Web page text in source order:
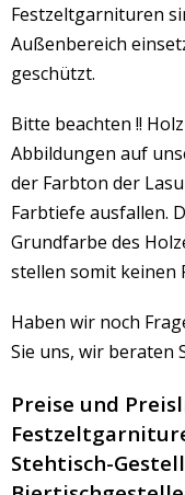
Festzeltgarnituren
Außenbereich
geschützt.
Bitte beachten !!
Abbildungen auf
der Farbton der
Farbtiefe ausfallen.
Grundfarbe des
stellen somit keinen
Haben wir noch
Sie uns, wir beraten
Preise und
Stehtisch-